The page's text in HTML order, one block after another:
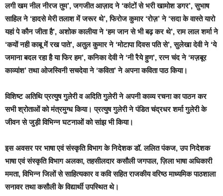
लगी खम नील नीरज तुम’, जगजीत आज़ाद ने ‘कांटों से भरी खामोश डगर’, सुभाष
साहिल ने ‘हादसे मेरी तलाश में जरूर थे’, फिरोज कुमार ‘रोज़’ ने ‘सदा के वास्ते यारो
यहां पे कौन जीता है’, अशोक कालीया ने ‘हम जान से भी बढ़ कर थे’, राम लाल शर्मा ने
‘कयों नही काबू में रख पाते’, अतुल कुमार ने ‘मोटापा दिवस पति से’, सुलेखा देवी ने ‘ये
जमाना बदल रहा है या फिर हम’, कनिका देवी ने ‘नी रैये हुण’, रत्न चंद ने ‘मज़बूर
काव्यांश’ तथा ओजस्विनी सचदेवा ने ‘कविता’ ने अपना कविता पाठ किया।
विशिष्ट अतिथि प्रत्युष गुलेरी व अदिति गुलेरी ने अपनी काव्य रचना का पाठन कर
सभी श्रोताओं को मंत्रमुग्ध किया। प्रत्युष गुलेरी ने पंडित चंद्रधर शर्मा गुलेरी के
जीवन से जुड़ी विभिन्न घटनाओं को सांझ भी किया।
इस अवसर पर भाषा एवं संस्कृति विभाग के निदेशक डॉ. ललित पंकज, उप निदेशक
भाषा एवं संस्कृति विभाग अलका, तहसीलदार कसौली जगपाल, ज़िला भाषा अधिकारी
ममता, विभिन्न जिलों से साहित्यकार व कवि सहित राजकीय वरिष्ठ माध्यमिक पाठशाला
सनावर तथा कसौली के विद्यार्थी उपस्थित थे।